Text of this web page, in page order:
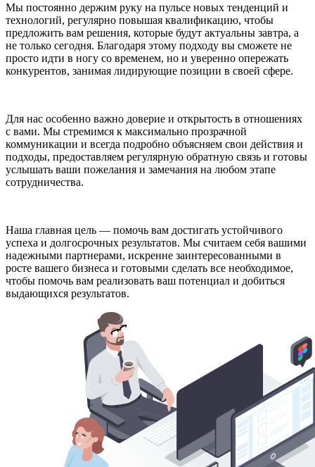
Мы постоянно держим руку на пульсе новых тенденций и
технологий, регулярно повышая квалификацию, чтобы
предложить вам решения, которые будут актуальны завтра, а
не только сегодня. Благодаря этому подходу вы сможете не
просто идти в ногу со временем, но и уверенно опережать
конкурентов, занимая лидирующие позиции в своей сфере.
Для нас особенно важно доверие и открытость в отношениях
с вами. Мы стремимся к максимально прозрачной
коммуникации и всегда подробно объясняем свои действия и
подходы, предоставляем регулярную обратную связь и готовы
услышать ваши пожелания и замечания на любом этапе
сотрудничества.
Наша главная цель — помочь вам достигать устойчивого
успеха и долгосрочных результатов. Мы считаем себя вашими
надежными партнерами, искренне заинтересованными в
росте вашего бизнеса и готовыми сделать все необходимое,
чтобы помочь вам реализовать ваш потенциал и добиться
выдающихся результатов.